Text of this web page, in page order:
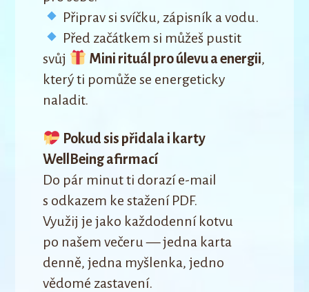
Připrav si svíčku, zápisník a vodu.
Před začátkem si můžeš pustit
svůj
Mini rituál pro úlevu a energii,
který ti pomůže se energeticky
naladit.
Pokud sis přidala i karty
WellBeing afirmací
Do pár minut ti dorazí e-mail
s odkazem ke stažení PDF.
Využij je jako každodenní kotvu
po našem večeru — jedna karta
denně, jedna myšlenka, jedno
vědomé zastavení.